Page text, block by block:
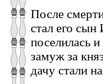
После
стал его
поселилась
замуж за
дачу стали